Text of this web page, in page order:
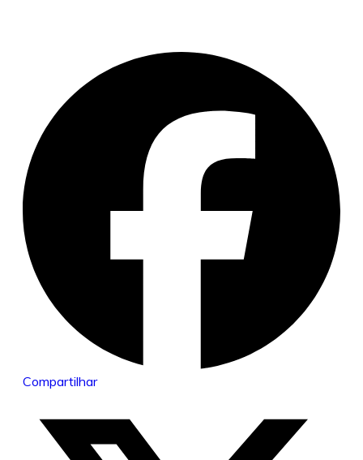
Compartilhar